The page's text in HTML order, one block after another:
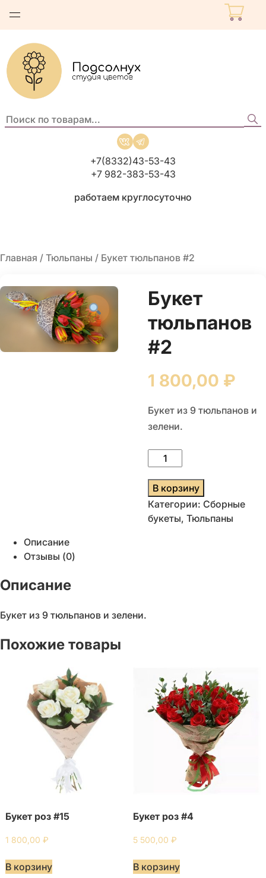
Поиск
+7(8332)43-53-43
+7 982-383-53-43
работаем круглосуточно
Главная / Тюльпаны / Букет тюльпанов #2
Букет
тюльпанов
#2
1 800,00 ₽
Букет из 9 тюльпанов и
зелени.
Количество
товара
Букет
тюльпанов
#2
В корзину
Категории: Сборные
букеты, Тюльпаны
Описание
Отзывы (0)
Описание
Букет из 9 тюльпанов и зелени.
Похожие товары
Букет роз #15
1 800,00 ₽
В корзину
Букет роз #4
5 500,00 ₽
В корзину